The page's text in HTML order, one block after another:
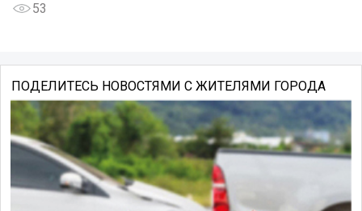
53
ПОДЕЛИТЕСЬ НОВОСТЯМИ С ЖИТЕЛЯМИ ГОРОДА